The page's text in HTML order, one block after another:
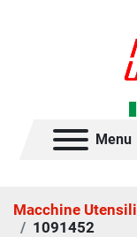
Menu
Macchine Utensili
1091452